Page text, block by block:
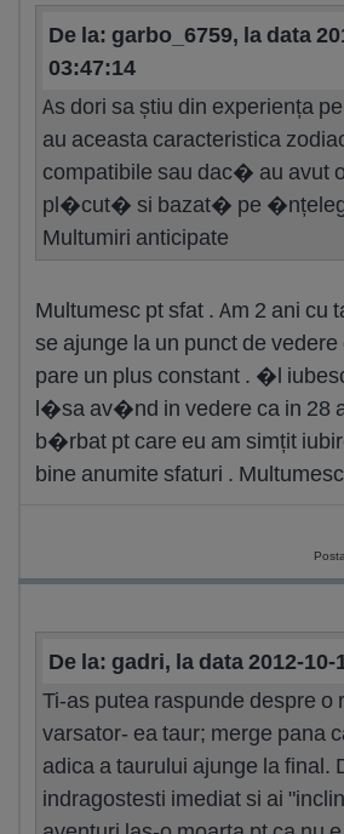
De la: garbo_6759, la data
03:47:14
As dori sa știu din experiența
au aceasta caracteristica
compatibile sau dac� au avut
pl�cut� si bazat� pe
Multumiri anticipate
Multumesc pt sfat . Am 2 ani
se ajunge la un punct de
pare un plus constant . �l
l�sa av�nd in vedere ca in 28
b�rbat pt care eu am simțit
bine anumite sfaturi .
De la: gadri, la data 2012-10-
Ti-as putea raspunde despre o
varsator- ea taur; merge pana
adica a taurului ajunge la final.
indragostesti imediat si ai